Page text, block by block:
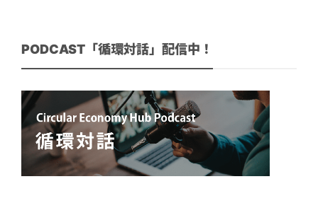
PODCAST「循環対話」配信中！